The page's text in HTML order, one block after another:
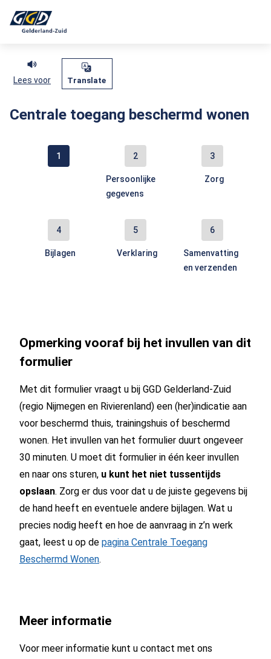
Als de resultaten voor automatisch aanvullen beschikbaar zijn,
Lees voor Translate
Centrale toegang beschermd wonen
Persoonlijke
gegevens
Zorg
Bijlagen Verklaring
Samenvatting
en verzenden
Opmerking vooraf bij het invullen van dit
formulier
Met dit formulier vraagt u bij GGD Gelderland-Zuid
(regio Nijmegen en Rivierenland) een (her)indicatie aan
voor beschermd thuis, trainingshuis of beschermd
wonen. Het invullen van het formulier duurt ongeveer
30 minuten. U moet dit formulier in één keer invullen
en naar ons sturen, u kunt het niet tussentijds
opslaan. Zorg er dus voor dat u de juiste gegevens bij
de hand heeft en eventuele andere bijlagen. Wat u
precies nodig heeft en hoe de aanvraag in z’n werk
gaat, leest u op de pagina Centrale Toegang
Beschermd Wonen.
Meer informatie
Voor meer informatie kunt u contact met ons